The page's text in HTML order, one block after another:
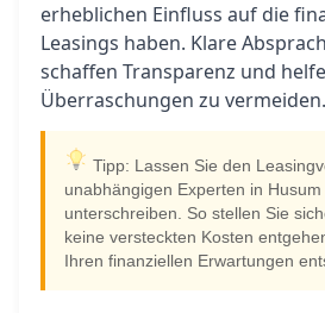
erheblichen Einfluss auf die
Leasings haben. Klare
schaffen Transparenz und
Überraschungen zu vermeiden.
Tipp: Lassen Sie den
unabhängigen Experten in
unterschreiben. So stellen Sie
keine versteckten Kosten
Ihren finanziellen Erwartungen